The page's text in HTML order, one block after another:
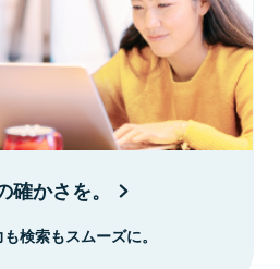
かさを。
検索もスムーズに。